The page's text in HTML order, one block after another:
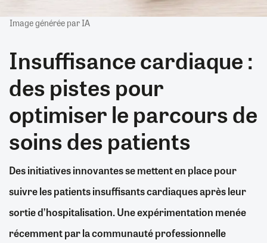
Image générée par IA
Insuffisance cardiaque :
des pistes pour
optimiser le parcours de
soins des patients
Des initiatives innovantes se mettent en place pour
suivre les patients insuffisants cardiaques après leur
sortie d’hospitalisation. Une expérimentation menée
récemment par la communauté professionnelle